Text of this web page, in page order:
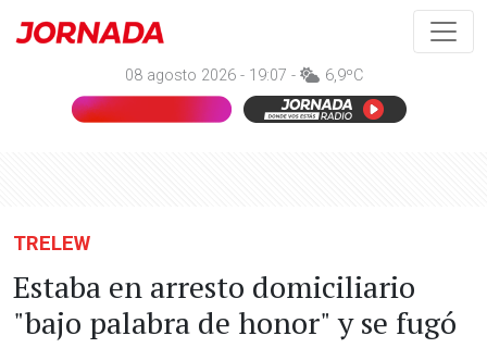
08 agosto 2026 - 19:07 - 6,9ºC
TRELEW
Estaba en arresto domiciliario
"bajo palabra de honor" y se fugó